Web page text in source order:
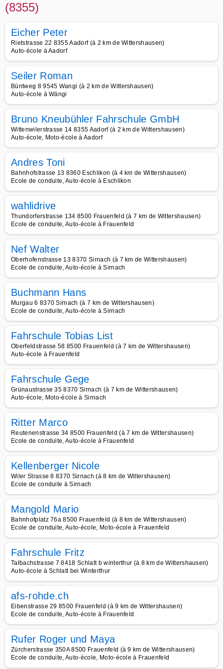
(8355)
Eicher Peter
Rietstrasse 22 8355 Aadorf (à 2 km de Wittershausen)
Auto-école à Aadorf
Seiler Roman
Büntweg 8 9545 Wangi (à 2 km de Wittershausen)
Auto-école à Wängi
Bruno Kneubühler Fahrschule GmbH
Wittenwilerstrasse 14 8355 Aadorf (à 2 km de Wittershausen)
Auto-école, Moto-école à Aadorf
Andres Toni
Bahnhofstrasse 13 8360 Eschlikon (à 4 km de Wittershausen)
Ecole de conduite, Auto-école à Eschlikon
wahlidrive
Thundorferstrasse 134 8500 Frauenfeld (à 7 km de Wittershausen)
Ecole de conduite, Auto-école à Frauenfeld
Nef Walter
Oberhofenstrasse 13 8370 Sirnach (à 7 km de Wittershausen)
Ecole de conduite, Auto-école à Sirnach
Buchmann Hans
Murgau 6 8370 Sirnach (à 7 km de Wittershausen)
Ecole de conduite, Auto-école à Sirnach
Fahrschule Tobias List
Oberfeldstrasse 58 8500 Frauenfeld (à 7 km de Wittershausen)
Auto-école à Frauenfeld
Fahrschule Gege
Grünaustrasse 35 8370 Sirnach (à 7 km de Wittershausen)
Auto-école, Moto-école à Sirnach
Ritter Marco
Reutenenstrasse 34 8500 Frauenfeld (à 7 km de Wittershausen)
Ecole de conduite, Auto-école à Frauenfeld
Kellenberger Nicole
Wiler Strasse 8 8370 Sirnach (à 8 km de Wittershausen)
Ecole de conduite à Sirnach
Mangold Mario
Bahnhofplatz 76a 8500 Frauenfeld (à 8 km de Wittershausen)
Ecole de conduite, Auto-école, Moto-école à Frauenfeld
Fahrschule Fritz
Talbachstrasse 7 8418 Schlatt b winterthur (à 8 km de Wittershausen)
Auto-école à Schlatt bei Winterthur
afs-rohde.ch
Eibenstrasse 29 8500 Frauenfeld (à 9 km de Wittershausen)
Ecole de conduite, Auto-école à Frauenfeld
Rufer Roger und Maya
Zürcherstrasse 350A 8500 Frauenfeld (à 9 km de Wittershausen)
Ecole de conduite, Auto-école, Moto-école à Frauenfeld